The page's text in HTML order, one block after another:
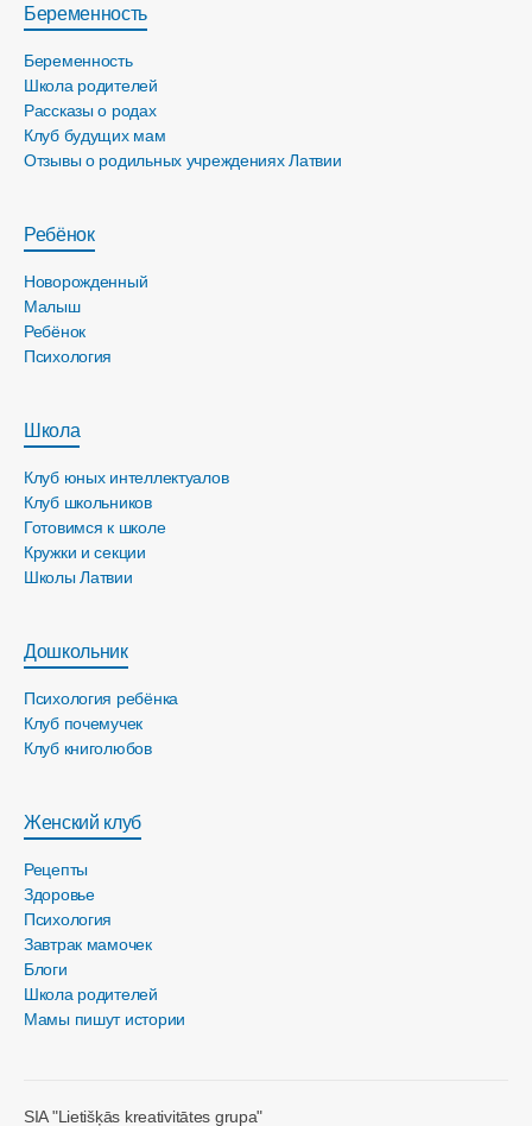
Беременность
Беременность
Школа родителей
Рассказы о родах
Клуб будущих мам
Отзывы о родильных учреждениях Латвии
Ребёнок
Новорожденный
Малыш
Ребёнок
Психология
Школа
Клуб юных интеллектуалов
Клуб школьников
Готовимся к школе
Кружки и секции
Школы Латвии
Дошкольник
Психология ребёнка
Клуб почемучек
Клуб книголюбов
Женский клуб
Рецепты
Здоровье
Психология
Завтрак мамочек
Блоги
Школа родителей
Мамы пишут истории
SIA "Lietišķās kreativitātes grupa"